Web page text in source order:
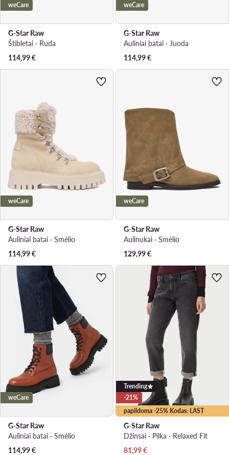
weCare
G-Star Raw
Štibletai · Ruda
114,99€
weCare
G-Star Raw
Auliniai batai · Juoda
114,99€
weCare
G-Star Raw
Auliniai batai · Smėlio
114,99€
weCare
G-Star Raw
Aulinukai · Smėlio
129,99€
weCare
G-Star Raw
Auliniai batai · Smėlio
114,99€
papildoma -25% Kodas: LAST
Trending
-21%
G-Star Raw
Džinsai · Pilka · Relaxed Fit
Dabartinė kaina
81,99€